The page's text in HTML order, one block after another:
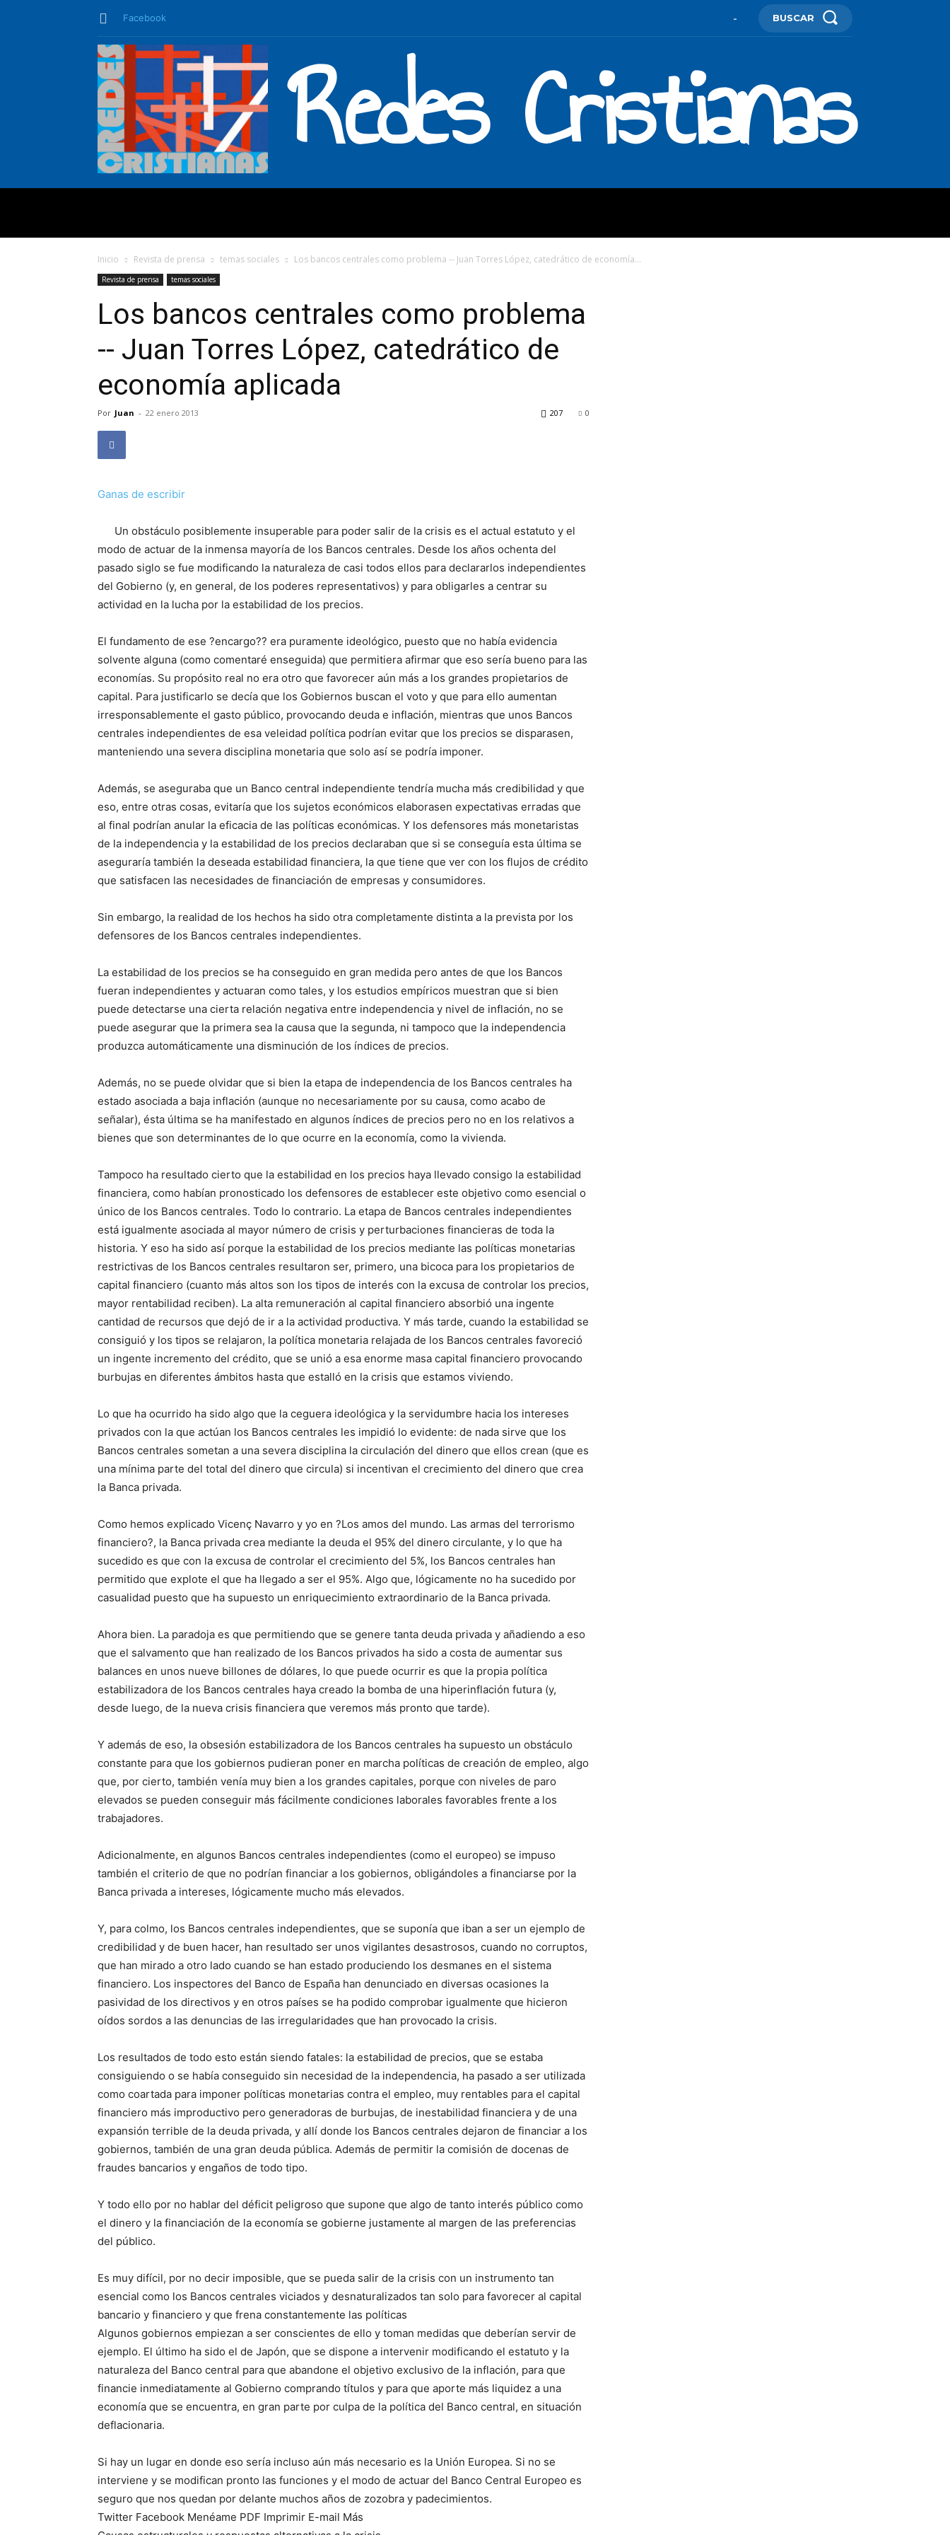
Facebook - BUSCAR
Redes Cristianas
Inicio Revista de prensa temas sociales Los bancos centrales como problema -- Juan Torres López, catedrático de economía...
Revista de prensa temas sociales
Los bancos centrales como problema
-- Juan Torres López, catedrático de
economía aplicada
Por Juan - 22 enero 2013 0
207
Ganas de escribir
Un obstáculo posiblemente insuperable para poder salir de la crisis es el actual estatuto y el
modo de actuar de la inmensa mayoría de los Bancos centrales. Desde los años ochenta del
pasado siglo se fue modificando la naturaleza de casi todos ellos para declararlos independientes
del Gobierno (y, en general, de los poderes representativos) y para obligarles a centrar su
actividad en la lucha por la estabilidad de los precios.
El fundamento de ese ?encargo?? era puramente ideológico, puesto que no había evidencia
solvente alguna (como comentaré enseguida) que permitiera afirmar que eso sería bueno para las
economías. Su propósito real no era otro que favorecer aún más a los grandes propietarios de
capital. Para justificarlo se decía que los Gobiernos buscan el voto y que para ello aumentan
irresponsablemente el gasto público, provocando deuda e inflación, mientras que unos Bancos
centrales independientes de esa veleidad política podrían evitar que los precios se disparasen,
manteniendo una severa disciplina monetaria que solo así se podría imponer.
Además, se aseguraba que un Banco central independiente tendría mucha más credibilidad y que
eso, entre otras cosas, evitaría que los sujetos económicos elaborasen expectativas erradas que
al final podrían anular la eficacia de las políticas económicas. Y los defensores más monetaristas
de la independencia y la estabilidad de los precios declaraban que si se conseguía esta última se
aseguraría también la deseada estabilidad financiera, la que tiene que ver con los flujos de crédito
que satisfacen las necesidades de financiación de empresas y consumidores.
Sin embargo, la realidad de los hechos ha sido otra completamente distinta a la prevista por los
defensores de los Bancos centrales independientes.
La estabilidad de los precios se ha conseguido en gran medida pero antes de que los Bancos
fueran independientes y actuaran como tales, y los estudios empíricos muestran que si bien
puede detectarse una cierta relación negativa entre independencia y nivel de inflación, no se
puede asegurar que la primera sea la causa que la segunda, ni tampoco que la independencia
produzca automáticamente una disminución de los índices de precios.
Además, no se puede olvidar que si bien la etapa de independencia de los Bancos centrales ha
estado asociada a baja inflación (aunque no necesariamente por su causa, como acabo de
señalar), ésta última se ha manifestado en algunos índices de precios pero no en los relativos a
bienes que son determinantes de lo que ocurre en la economía, como la vivienda.
Tampoco ha resultado cierto que la estabilidad en los precios haya llevado consigo la estabilidad
financiera, como habían pronosticado los defensores de establecer este objetivo como esencial o
único de los Bancos centrales. Todo lo contrario. La etapa de Bancos centrales independientes
está igualmente asociada al mayor número de crisis y perturbaciones financieras de toda la
historia. Y eso ha sido así porque la estabilidad de los precios mediante las políticas monetarias
restrictivas de los Bancos centrales resultaron ser, primero, una bicoca para los propietarios de
capital financiero (cuanto más altos son los tipos de interés con la excusa de controlar los precios,
mayor rentabilidad reciben). La alta remuneración al capital financiero absorbió una ingente
cantidad de recursos que dejó de ir a la actividad productiva. Y más tarde, cuando la estabilidad se
consiguió y los tipos se relajaron, la política monetaria relajada de los Bancos centrales favoreció
un ingente incremento del crédito, que se unió a esa enorme masa capital financiero provocando
burbujas en diferentes ámbitos hasta que estalló en la crisis que estamos viviendo.
Lo que ha ocurrido ha sido algo que la ceguera ideológica y la servidumbre hacia los intereses
privados con la que actúan los Bancos centrales les impidió lo evidente: de nada sirve que los
Bancos centrales sometan a una severa disciplina la circulación del dinero que ellos crean (que es
una mínima parte del total del dinero que circula) si incentivan el crecimiento del dinero que crea
la Banca privada.
Como hemos explicado Vicenç Navarro y yo en ?Los amos del mundo. Las armas del terrorismo
financiero?, la Banca privada crea mediante la deuda el 95% del dinero circulante, y lo que ha
sucedido es que con la excusa de controlar el crecimiento del 5%, los Bancos centrales han
permitido que explote el que ha llegado a ser el 95%. Algo que, lógicamente no ha sucedido por
casualidad puesto que ha supuesto un enriquecimiento extraordinario de la Banca privada.
Ahora bien. La paradoja es que permitiendo que se genere tanta deuda privada y añadiendo a eso
que el salvamento que han realizado de los Bancos privados ha sido a costa de aumentar sus
balances en unos nueve billones de dólares, lo que puede ocurrir es que la propia política
estabilizadora de los Bancos centrales haya creado la bomba de una hiperinflación futura (y,
desde luego, de la nueva crisis financiera que veremos más pronto que tarde).
Y además de eso, la obsesión estabilizadora de los Bancos centrales ha supuesto un obstáculo
constante para que los gobiernos pudieran poner en marcha políticas de creación de empleo, algo
que, por cierto, también venía muy bien a los grandes capitales, porque con niveles de paro
elevados se pueden conseguir más fácilmente condiciones laborales favorables frente a los
trabajadores.
Adicionalmente, en algunos Bancos centrales independientes (como el europeo) se impuso
también el criterio de que no podrían financiar a los gobiernos, obligándoles a financiarse por la
Banca privada a intereses, lógicamente mucho más elevados.
Y, para colmo, los Bancos centrales independientes, que se suponía que iban a ser un ejemplo de
credibilidad y de buen hacer, han resultado ser unos vigilantes desastrosos, cuando no corruptos,
que han mirado a otro lado cuando se han estado produciendo los desmanes en el sistema
financiero. Los inspectores del Banco de España han denunciado en diversas ocasiones la
pasividad de los directivos y en otros países se ha podido comprobar igualmente que hicieron
oídos sordos a las denuncias de las irregularidades que han provocado la crisis.
Los resultados de todo esto están siendo fatales: la estabilidad de precios, que se estaba
consiguiendo o se había conseguido sin necesidad de la independencia, ha pasado a ser utilizada
como coartada para imponer políticas monetarias contra el empleo, muy rentables para el capital
financiero más improductivo pero generadoras de burbujas, de inestabilidad financiera y de una
expansión terrible de la deuda privada, y allí donde los Bancos centrales dejaron de financiar a los
gobiernos, también de una gran deuda pública. Además de permitir la comisión de docenas de
fraudes bancarios y engaños de todo tipo.
Y todo ello por no hablar del déficit peligroso que supone que algo de tanto interés público como
el dinero y la financiación de la economía se gobierne justamente al margen de las preferencias
del público.
Es muy difícil, por no decir imposible, que se pueda salir de la crisis con un instrumento tan
esencial como los Bancos centrales viciados y desnaturalizados tan solo para favorecer al capital
bancario y financiero y que frena constantemente las políticas
Algunos gobiernos empiezan a ser conscientes de ello y toman medidas que deberían servir de
ejemplo. El último ha sido el de Japón, que se dispone a intervenir modificando el estatuto y la
naturaleza del Banco central para que abandone el objetivo exclusivo de la inflación, para que
financie inmediatamente al Gobierno comprando títulos y para que aporte más liquidez a una
economía que se encuentra, en gran parte por culpa de la política del Banco central, en situación
deflacionaria.
Si hay un lugar en donde eso sería incluso aún más necesario es la Unión Europea. Si no se
interviene y se modifican pronto las funciones y el modo de actuar del Banco Central Europeo es
seguro que nos quedan por delante muchos años de zozobra y padecimientos.
Twitter Facebook Menéame PDF Imprimir E-mail Más